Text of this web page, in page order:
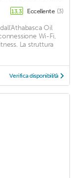
13,3 Eccellente (3)
Oil
Wi-Fi,
La struttura
Verifica disponibilità